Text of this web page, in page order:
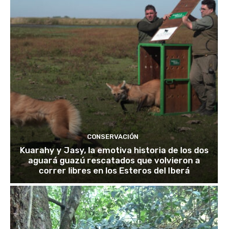
CONSERVACIÓN
Kuarahy y Jasy, la emotiva historia de los dos
aguará guazú rescatados que volvieron a
correr libres en los Esteros del Iberá